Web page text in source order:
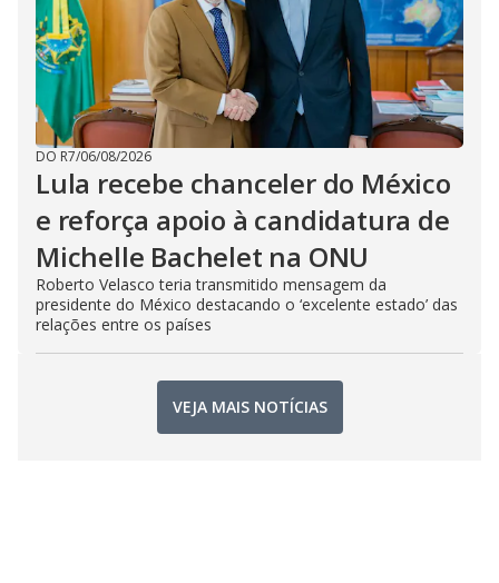
DO R7/06/08/2026
Lula recebe chanceler do México
e reforça apoio à candidatura de
Michelle Bachelet na ONU
Roberto Velasco teria transmitido mensagem da
presidente do México destacando o ‘excelente estado’ das
relações entre os países
VEJA MAIS NOTÍCIAS